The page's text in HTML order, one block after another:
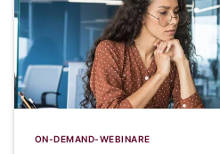
ON-DEMAND-WEBINARE